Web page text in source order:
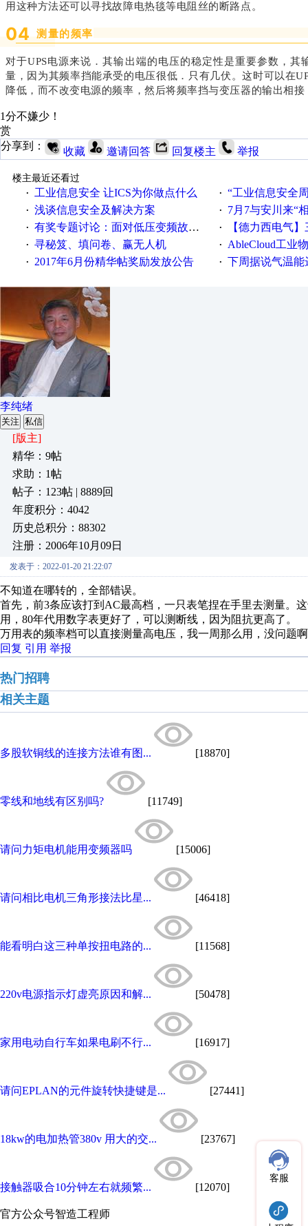
用这种方法还可以寻找故障电热毯等电阻丝的断路点。
04 测量的频率
对于UPS电源来说．其输出端的电压的稳定性是重要参数，
量，因为其频率挡能承受的电压很低．只有几伏。这时可以在
降低，而不改变电源的频率，然后将频率挡与变压器的输出相
1分不嫌少！
赏
分享到：
收藏 邀请回答 回复楼主 举报
楼主最近还看过
·
工业信息安全 让ICS为你做点什么 · “工业信息安全周之我见”
· 浅谈信息安全及解决方案 · 7月7与安川来“
· 有奖专题讨论：面对低压变频故障，老手是这样解决的！ · 【德力西电气】三
· 寻秘笈、填问卷、赢无人机 · AbleCloud工业物联
· 2017年6月份精华帖奖励发放公告 · 下周据说气温能
李纯绪
关注 私信
[版主]
精华：9帖
求助：1帖
帖子：123帖 | 8889回
年度积分：4042
历史总积分：88302
注册：2006年10月09日
发表于：2022-01-20 21:22:07
不知道在哪转的，全部错误。
首先，前3条应该打到AC最高档，一只表笔捏在手里去测量。
用，80年代用数字表更好了，可以测断线，因为阻抗更高了。
万用表的频率档可以直接测量高电压，我一周那么用，没问题
回复 引用 举报
热门招聘
相关主题
多股软铜线的连接方法谁有图... [18870]
零线和地线有区别吗? [11749]
请问力矩电机能用变频器吗 [15006]
请问相比电机三角形接法比星... [46418]
能看明白这三种单按扭电路的... [11568]
220v电源指示灯虚亮原因和解... [50478]
家用电动自行车如果电刷不行... [16917]
请问EPLAN的元件旋转快捷键是... [27441]
18kw的电加热管380v 用大的交... [23767]
接触器吸合10分钟左右就频繁... [12070]
官方公众号智造工程师
客服